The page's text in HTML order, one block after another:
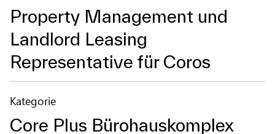
Property Management und
Landlord Leasing
Representative für Coros
Kategorie
Core Plus Bürohauskomplex